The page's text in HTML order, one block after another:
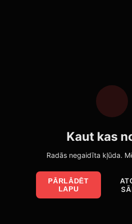
Kaut kas
Radās negaidīta kļūda.
PĀRLĀDĒT
LAPU